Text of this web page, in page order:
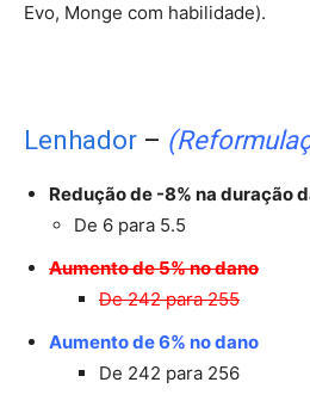
Evo, Monge com habilidade).
Lenhador –
Redução de -8% na duração
De 6 para 5.5
Aumento de 5% no dano
De 242 para 255
Aumento de 6% no dano
De 242 para 256